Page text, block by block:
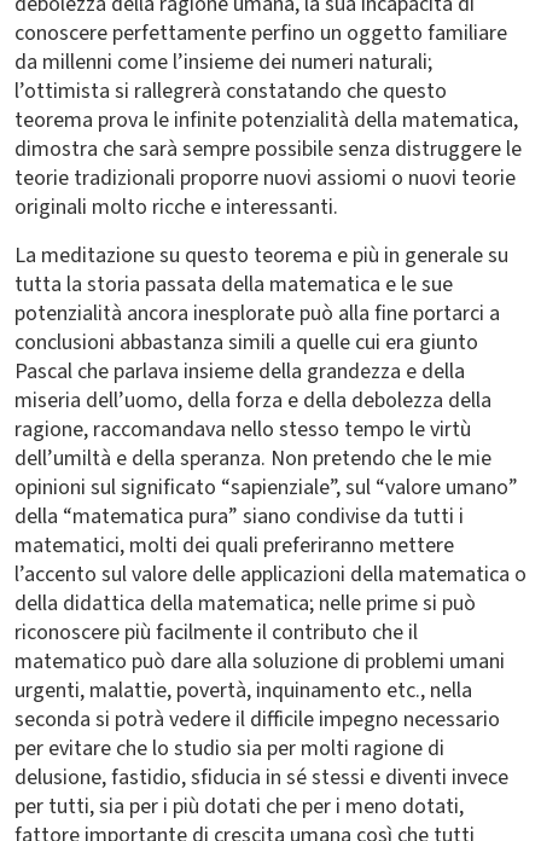
conoscere perfettamente perfino un oggetto familiare
da millenni come l’insieme dei numeri naturali;
l’ottimista si rallegrerà constatando che questo
teorema prova le infinite potenzialità della matematica,
dimostra che sarà sempre possibile senza distruggere le
teorie tradizionali proporre nuovi assiomi o nuovi teorie
originali molto ricche e interessanti.
La meditazione su questo teorema e più in generale su
tutta la storia passata della matematica e le sue
potenzialità ancora inesplorate può alla fine portarci a
conclusioni abbastanza simili a quelle cui era giunto
Pascal che parlava insieme della grandezza e della
miseria dell’uomo, della forza e della debolezza della
ragione, raccomandava nello stesso tempo le virtù
dell’umiltà e della speranza. Non pretendo che le mie
opinioni sul significato “sapienziale”, sul “valore umano”
della “matematica pura” siano condivise da tutti i
matematici, molti dei quali preferiranno mettere
l’accento sul valore delle applicazioni della matematica o
della didattica della matematica; nelle prime si può
riconoscere più facilmente il contributo che il
matematico può dare alla soluzione di problemi umani
urgenti, malattie, povertà, inquinamento etc., nella
seconda si potrà vedere il difficile impegno necessario
per evitare che lo studio sia per molti ragione di
delusione, fastidio, sfiducia in sé stessi e diventi invece
per tutti, sia per i più dotati che per i meno dotati,